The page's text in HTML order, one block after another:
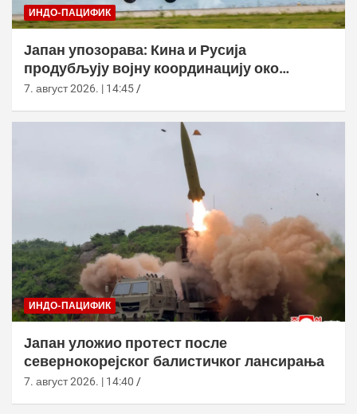
ИНДО-ПАЦИФИК
Јапан упозорава: Кина и Русија
продубљују војну координацију око
јапанских обала
7. август 2026. | 14:45
ИНДО-ПАЦИФИК
Јапан уложио протест после
севернокорејског балистичког лансирања
7. август 2026. | 14:40